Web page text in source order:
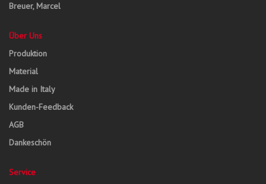
Breuer, Marcel
Über Uns
Produktion
Material
Made in Italy
Kunden-Feedback
AGB
Dankeschön
Service